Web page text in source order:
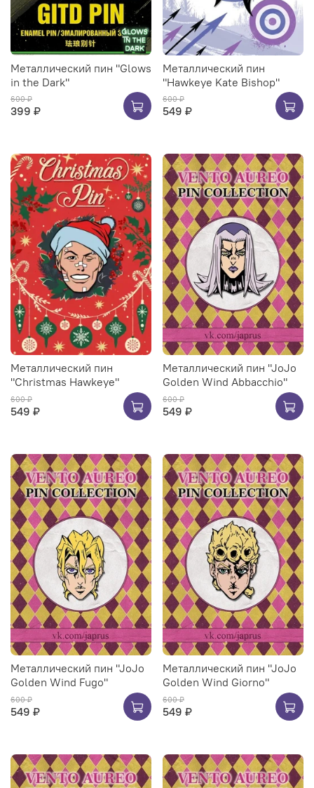
Металлический пин "Glows
in the Dark"
600 ₽
399 ₽
Металлический пин
"Hawkeye Kate Bishop"
600 ₽
549 ₽
Металлический пин
"Christmas Hawkeye"
600 ₽
549 ₽
Металлический пин "JoJo
Golden Wind Abbacchio"
600 ₽
549 ₽
Металлический пин "JoJo
Golden Wind Fugo"
600 ₽
549 ₽
Металлический пин "JoJo
Golden Wind Giorno"
600 ₽
549 ₽